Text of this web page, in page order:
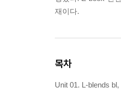
재이다.
목차
Unit 01. L-blends bl,